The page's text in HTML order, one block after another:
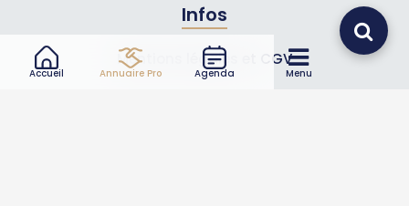
Accueil Annuaire Pro Agenda Menu
Infos
Mentions légales et CGV